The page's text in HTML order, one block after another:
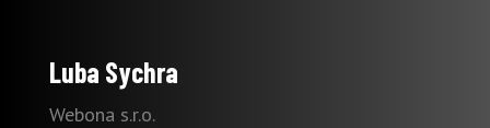
Luba Sychra
Webona s.r.o.